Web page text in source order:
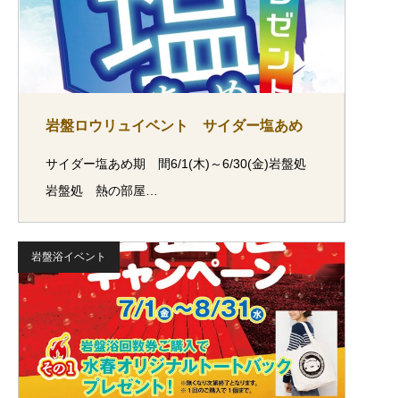
岩盤ロウリュイベント サイダー塩あめ
サイダー塩あめ期 間6/1(木)～6/30(金)岩盤処
岩盤処 熱の部屋…
岩盤浴イベント